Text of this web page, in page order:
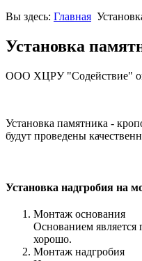
Вы здесь: Главная
Установка
ООО ХЦРУ "Содействие"
Установка памятника -
будут проведены
Установка надгробия на
Монтаж основания
Основанием является
хорошо.
Монтаж надгробия